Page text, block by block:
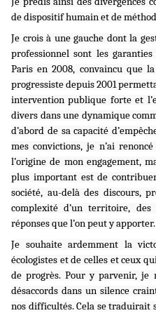
de dispositif humain et de
Je crois à une gauche dont la
professionnel sont les
Paris en 2008, convaincu que
progressiste depuis 2001
intervention publique forte et
divers dans une dynamique
d’abord de sa capacité
mes convictions, je n’ai
l’origine de mon engagement,
plus important est de
société, au-delà des discours,
complexité d’un territoire,
réponses que l’on peut y apporter.
Je souhaite ardemment la
écologistes et de celles et ceux
de progrès. Pour y parvenir, je
désaccords dans un silence
nos difficultés. Cela se traduirait